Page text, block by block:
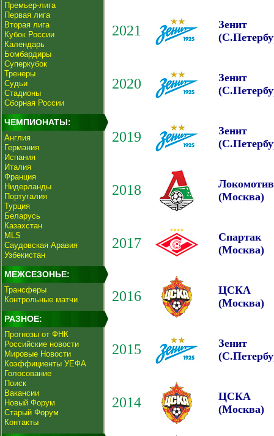
Премьер-лига
Первая лига
Вторая лига
Кубок России
Календарь
Бомбардиры
Суперкубок
Тренеры
Судьи
Стадионы
Сборная России
ЧЕМПИОНАТЫ:
Англия
Германия
Испания
Италия
Франция
Нидерланды
Португалия
Турция
Беларусь
Казахстан
MLS
Саудовская Аравия
Узбекистан
МЕЖСЕЗОНЬЕ:
Трансферы
Контрольные матчи
РАЗНОЕ:
Прогнозы от ФНК
Российские новости
Мировые Новости
Коэффициенты УЕФА
Голосование
Поиск
Вакансии
Новый Форум
Старый Форум
Контакты
2021
Зенит
2020
Зенит
2019
Зенит
2018
Локомотив
(Москва)
2017
Спартак
(Москва)
2016
ЦСКА
(Москва)
2015
Зенит
2014
ЦСКА
(Москва)